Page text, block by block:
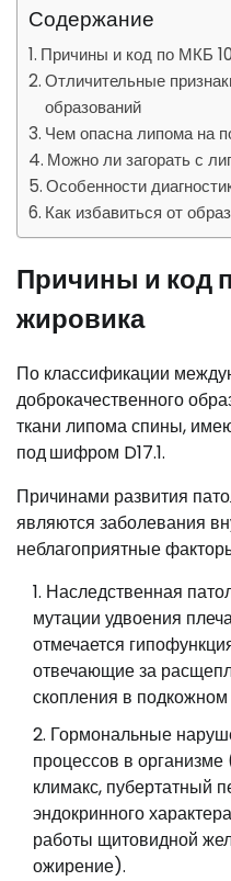
Содержание
Причины и код по МКБ
Отличительные
образований
Чем опасна липома на
Можно ли загорать с
Особенности
Как избавиться от
Причины и код
жировика
По классификации
доброкачественного
ткани липома спины,
подшифром D17.1.
Причинами развития
являются заболевания
неблагоприятные
Наследственная
мутации удвоения
отмечается
отвечающие за
скопления в подкожном
Гормональные
процессов в
климакс, пубертатный
эндокринного
работы щитовидной
ожирение).